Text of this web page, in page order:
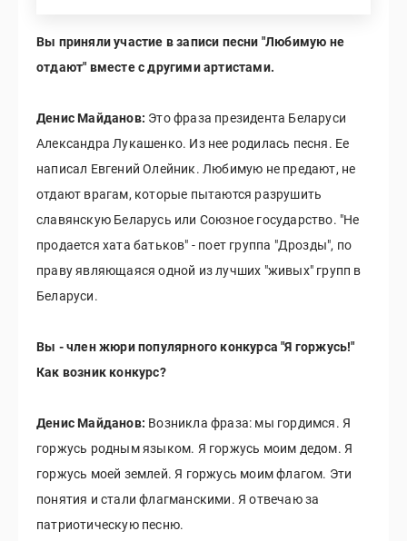
Вы приняли участие в записи песни "Любимую не
отдают" вместе с другими артистами.
Денис Майданов: Это фраза президента Беларуси
Александра Лукашенко. Из нее родилась песня. Ее
написал Евгений Олейник. Любимую не предают, не
отдают врагам, которые пытаются разрушить
славянскую Беларусь или Союзное государство. "Не
продается хата батьков" - поет группа "Дрозды", по
праву являющаяся одной из лучших "живых" групп в
Беларуси.
Вы - член жюри популярного конкурса "Я горжусь!"
Как возник конкурс?
Денис Майданов: Возникла фраза: мы гордимся. Я
горжусь родным языком. Я горжусь моим дедом. Я
горжусь моей землей. Я горжусь моим флагом. Эти
понятия и стали флагманскими. Я отвечаю за
патриотическую песню.